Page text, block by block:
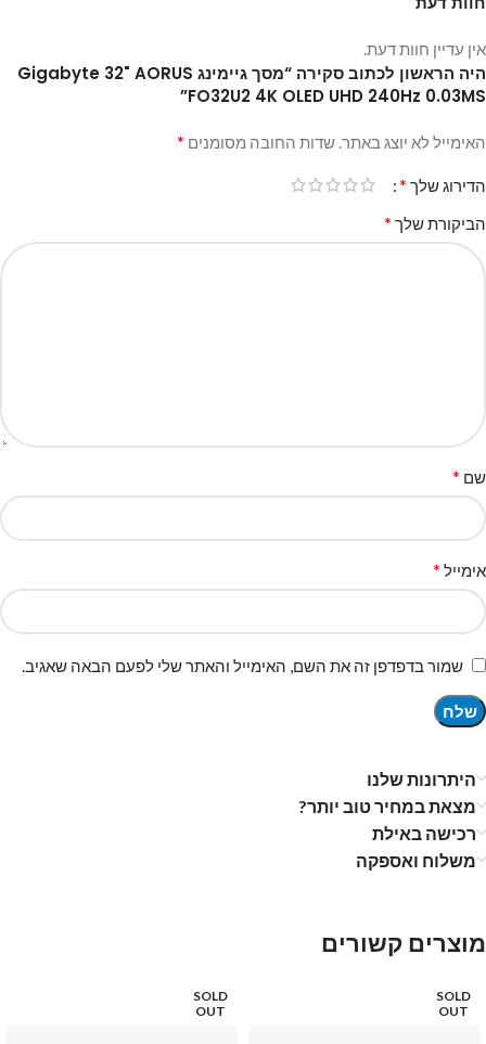
אין עדיין חוות דעת.
היה הראשון לכתוב סקירה “מסך גיימינג Gigabyte 32" AORUS
FO32U2 4K OLED UHD 240Hz 0.03MS”
האימייל לא יוצג באתר. שדות החובה מסומנים *
הדירוג שלך *
הביקורת שלך *
שם *
אימייל *
שמור בדפדפן זה את השם, האימייל והאתר שלי לפעם הבאה שאגיב.
היתרונות שלנו
מצאת במחיר טוב יותר?
רכישה באילת
משלוח ואספקה
מוצרים קשורים
SOLD
OUT
SOLD
OUT